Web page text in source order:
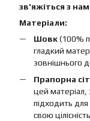
зв'яжіться з
Матеріали:
Шовк(100%
гладкий
зовнішнього
Прапорна
цей матеріал,
підходить
свою